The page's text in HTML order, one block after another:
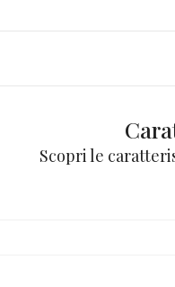
Scopri le